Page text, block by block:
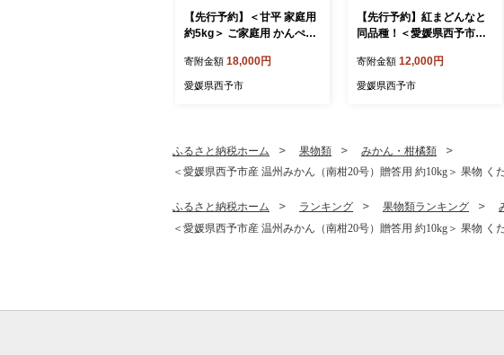
【先行予約】＜甘平 家庭用
約5kg＞ ご家庭用 かんぺい
蜜柑 訳あり 果物 くだもの
フルーツ ミカン 愛媛 国産
出荷予定』
寄附金額 18,000円
愛媛県西予市
【先行予約】紅まどんなと
同品種！＜愛媛県西予市産
g＞ 約15～30個入り 訳あり
柑橘 果物 フルーツ オレン
【常温】
寄附金額 12,000円
愛媛県西予市
ふるさと納税ホーム 果物類
みかん・柑橘類
＜愛媛県西予市産 温州みかん（南柑20号）贈答用 約10kg＞ 果物
ふるさと納税ホーム ランキング 果物類ランキング
＜愛媛県西予市産 温州みかん（南柑20号）贈答用 約10kg＞ 果物